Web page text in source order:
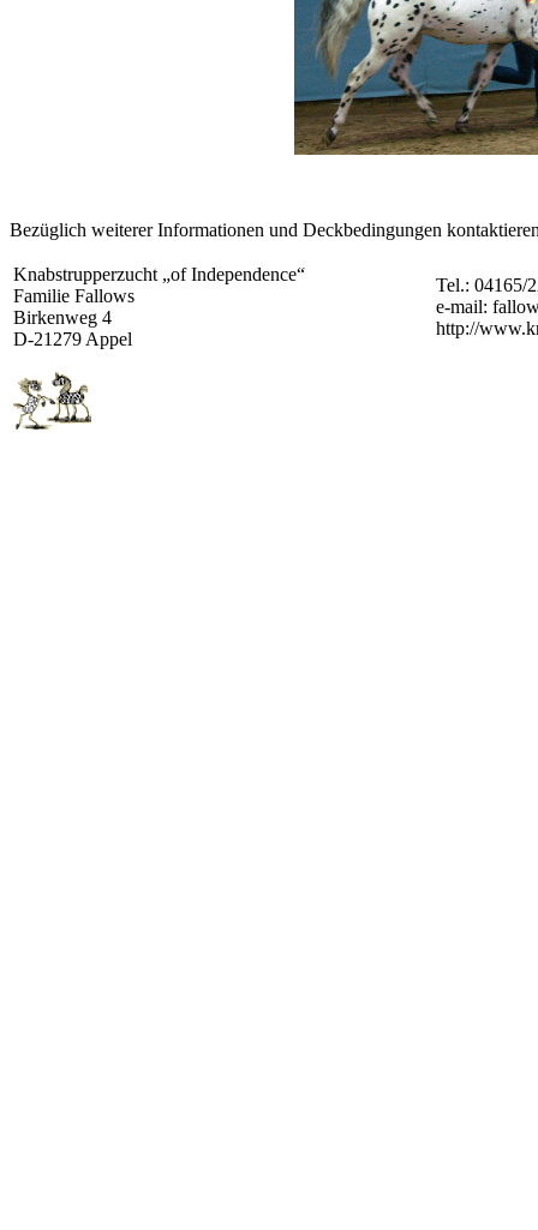
Bezüglich weiterer Informationen und Deckbedingungen
Knabstrupperzucht „of Independence“
Familie Fallows
Birkenweg 4
D-21279 Appel
Tel.: 04165/
e-mail:
http://